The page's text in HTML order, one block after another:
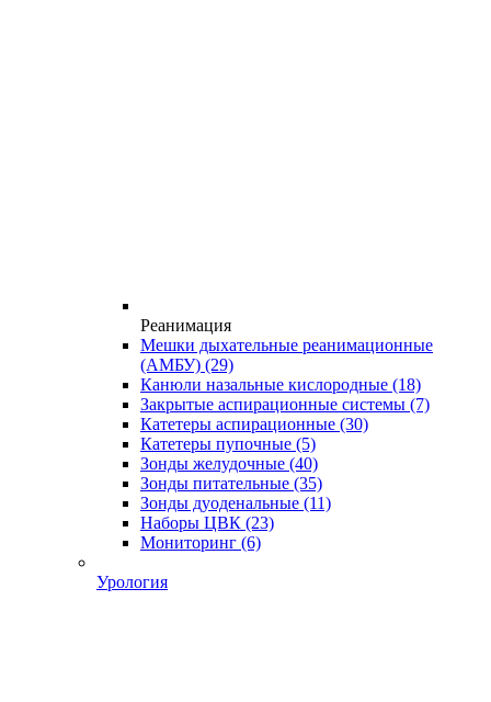
Реанимация
Мешки дыхательные реанимационные
(АМБУ) (29)
Канюли назальные кислородные (18)
Закрытые аспирационные системы (7)
Катетеры аспирационные (30)
Катетеры пупочные (5)
Зонды желудочные (40)
Зонды питательные (35)
Зонды дуоденальные (11)
Наборы ЦВК (23)
Мониторинг (6)
Урология